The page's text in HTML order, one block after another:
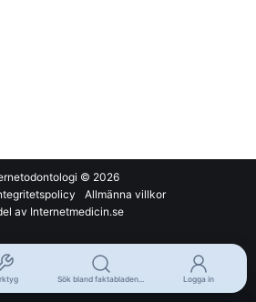
© 2026
Allmänna villkor
av Internetmedicin.se
Sök bland faktabladen... Logga in